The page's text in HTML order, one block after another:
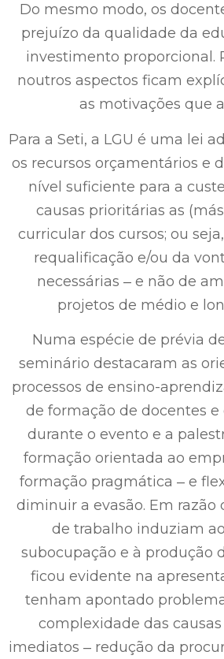
Do mesmo modo, os
prejuízo da qualidade da
investimento proporcional.
noutros aspectos ficam
as motivações que
Para a Seti, a LGU é uma lei
os recursos orçamentários e
nível suficiente para a
causas prioritárias as
curricular dos cursos; ou
requalificação e/ou da
necessárias ‒ e não de
projetos de médio e
Numa espécie de prévia
seminário destacaram as
processos de ensino-
de formação de docentes
durante o evento e a
formação orientada ao
formação pragmática ‒ e
diminuir a evasão. Em razão
de trabalho induziam
subocupação e à produção
ficou evidente na
tenham apontado
complexidade das
imediatos ‒ redução da